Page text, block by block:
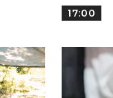
17:00